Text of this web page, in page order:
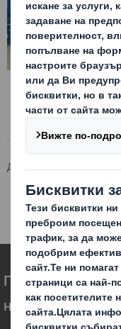
Ди Ес Смит България
Опаковъчни
Експорт
Преоткриваме
ниво в един